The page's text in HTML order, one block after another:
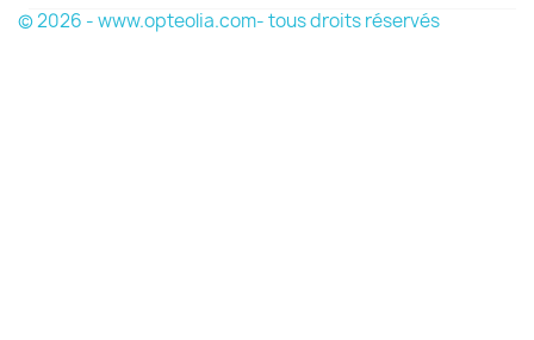
© 2026 - www.opteolia.com- tous droits réservés